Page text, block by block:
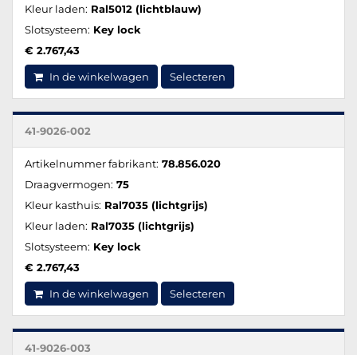
Kleur laden: Ral5012 (lichtblauw)
Slotsysteem: Key lock
€ 2.767,43
In de winkelwagen Selecteren
41-9026-002
Artikelnummer fabrikant: 78.856.020
Draagvermogen: 75
Kleur kasthuis: Ral7035 (lichtgrijs)
Kleur laden: Ral7035 (lichtgrijs)
Slotsysteem: Key lock
€ 2.767,43
In de winkelwagen Selecteren
41-9026-003